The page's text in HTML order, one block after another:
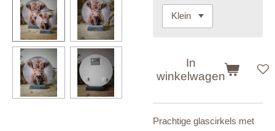
In
winkelwagen
Prachtige glascirkels met